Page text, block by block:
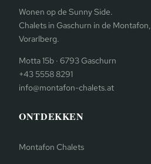
Wonen op de Sunny Side.
Chalets in Gaschurn in de Montafon,
Vorarlberg.
Motta 15b · 6793 Gaschurn
+43 5558 8291
info@montafon-chalets.at
ONTDEKKEN
Montafon Chalets